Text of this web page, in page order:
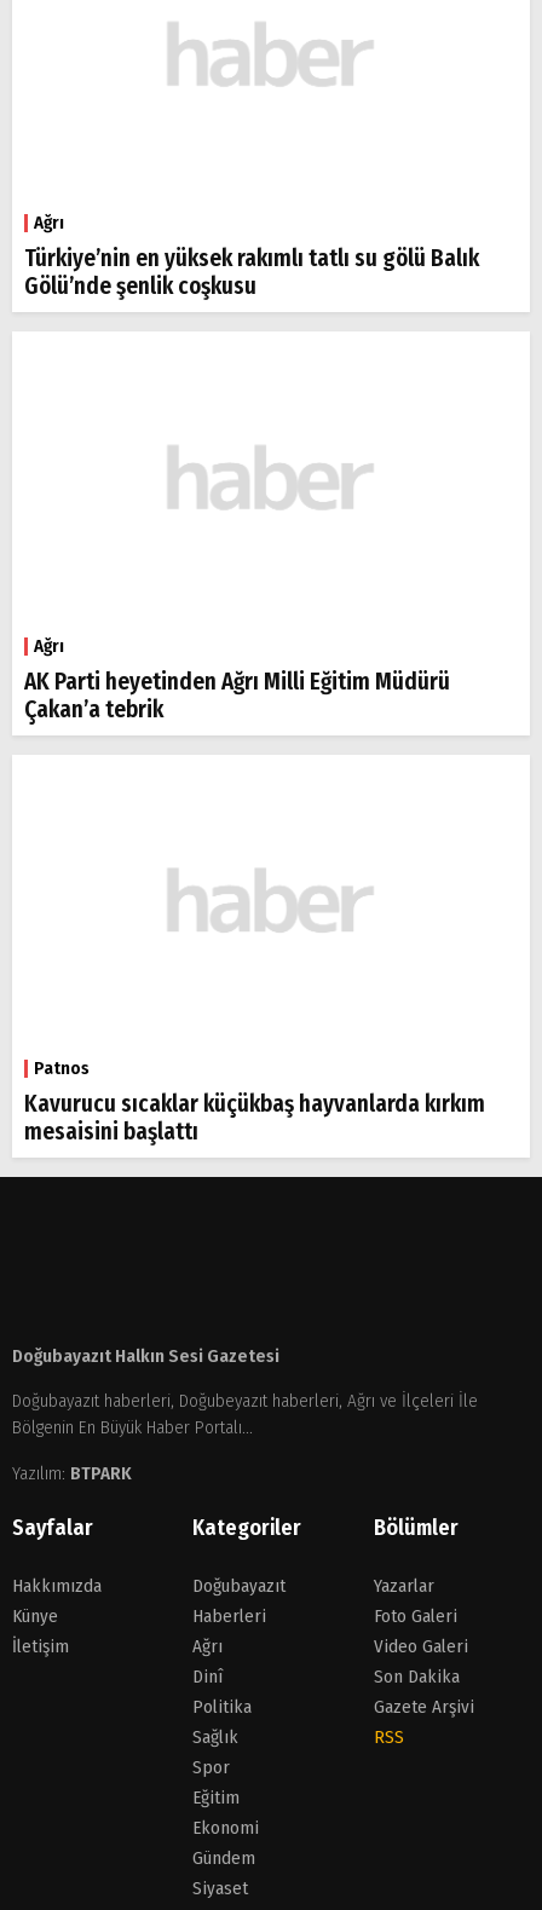
Ağrı
Türkiye’nin en yüksek rakımlı tatlı su gölü Balık
Gölü’nde şenlik coşkusu
Ağrı
AK Parti heyetinden Ağrı Milli Eğitim Müdürü
Çakan’a tebrik
Patnos
Kavurucu sıcaklar küçükbaş hayvanlarda kırkım
mesaisini başlattı
Doğubayazıt Halkın Sesi Gazetesi
Doğubayazıt haberleri, Doğubeyazıt haberleri, Ağrı ve İlçeleri İle
Bölgenin En Büyük Haber Portalı...
Yazılım: BTPARK
Sayfalar
Hakkımızda
Künye
İletişim
Kategoriler
Doğubayazıt
Haberleri
Ağrı
Dinî
Politika
Sağlık
Spor
Eğitim
Ekonomi
Gündem
Siyaset
Bölümler
Yazarlar
Foto Galeri
Video Galeri
Son Dakika
Gazete Arşivi
RSS